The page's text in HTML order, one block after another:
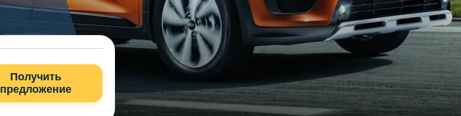
Получить
предложение